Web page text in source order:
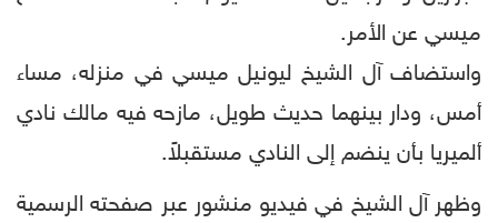
ميسي عن الأمر.
واستضاف آل الشيخ ليونيل ميسي في منزله، مساء
أمس، ودار بينهما حديث طويل، مازحه فيه مالك نادي
ألميريا بأن ينضم إلى النادي مستقبلاً.
وظهر آل الشيخ في فيديو منشور عبر صفحته الرسمية